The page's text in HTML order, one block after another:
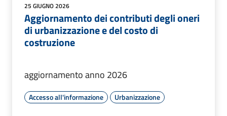
25 GIUGNO 2026
Aggiornamento dei contributi degli oneri
di urbanizzazione e del costo di
costruzione
aggiornamento anno 2026
Accesso all'informazione Urbanizzazione